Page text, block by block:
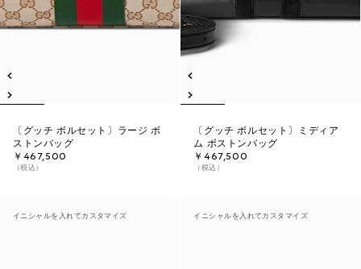
〔グッチ ボルセット〕ラージ ボ
ストンバッグ
￥467,500
（税込）
〔グッチ ボルセット〕ミディア
ム ボストンバッグ
￥467,500
（税込）
イニシャルを入れてカスタマイズ イニシャルを入れてカスタマイズ